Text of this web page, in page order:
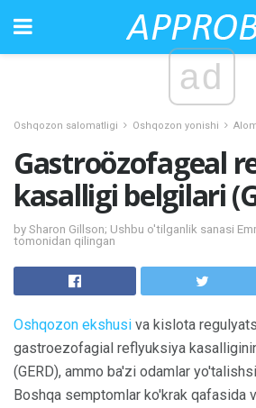
ad
Oshqozon salomatligi Oshqozon yonishi
Gastroözofageal
kasalligi belgilari
by Sharon Gillson; Ushbu o'tilganlik sanasi
tomonidan qilingan
Oshqozon ekshusi va kislota
gastroezofagial reflyuksiya
(GERD), ammo ba'zi odamlar
Boshqa semptomlar ko'krak qafasida